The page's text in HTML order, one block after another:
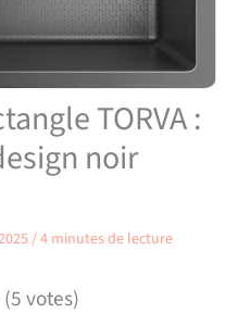
TORVA :
noir
/4 minutes de lecture
votes)